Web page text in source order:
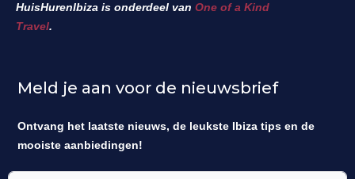
HuisHurenIbiza is onderdeel van One of a Kind
Travel.
Meld je aan voor de nieuwsbrief
Ontvang het laatste nieuws, de leukste Ibiza tips en de
mooiste aanbiedingen!